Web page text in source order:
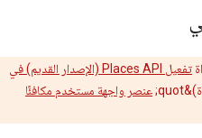
تفعيل Places API (الإصدار القديم) في
عنصر واجهة مستخدم مكافئًا